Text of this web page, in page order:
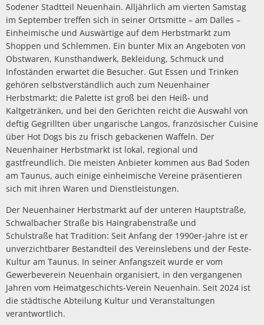
Sodener Stadtteil Neuenhain. Alljährlich am vierten Samstag
im September treffen sich in seiner Ortsmitte – am Dalles –
Einheimische und Auswärtige auf dem Herbstmarkt zum
Shoppen und Schlemmen. Ein bunter Mix an Angeboten von
Obstwaren, Kunsthandwerk, Bekleidung, Schmuck und
Infoständen erwartet die Besucher. Gut Essen und Trinken
gehören selbstverständlich auch zum Neuenhainer
Herbstmarkt; die Palette ist groß bei den Heiß- und
Kaltgetränken, und bei den Gerichten reicht die Auswahl von
deftig Gegrillten über ungarische Langos, französischer Cuisine
über Hot Dogs bis zu frisch gebackenen Waffeln. Der
Neuenhainer Herbstmarkt ist lokal, regional und
gastfreundlich. Die meisten Anbieter kommen aus Bad Soden
am Taunus, auch einige einheimische Vereine präsentieren
sich mit ihren Waren und Dienstleistungen.
Der Neuenhainer Herbstmarkt auf der unteren Hauptstraße,
Schwalbacher Straße bis Haingrabenstraße und
Schulstraße hat Tradition: Seit Anfang der 1990er-Jahre ist er
unverzichtbarer Bestandteil des Vereinslebens und der Feste-
Kultur am Taunus. In seiner Anfangszeit wurde er vom
Gewerbeverein Neuenhain organisiert, in den vergangenen
Jahren vom Heimatgeschichts-Verein Neuenhain. Seit 2024 ist
die städtische Abteilung Kultur und Veranstaltungen
verantwortlich.